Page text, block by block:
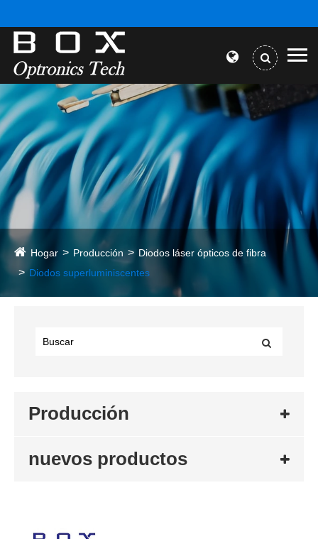
Hogar Producción
Diodos láser ópticos de fibra
Diodos superluminiscentes
Producción
nuevos productos